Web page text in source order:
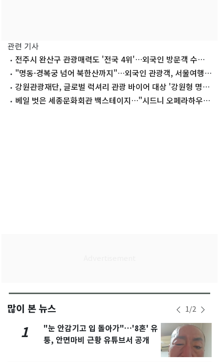
관련 기사
전주시 완산구 관광매력도 '전국 4위'…외국인 방문객 수
62% 증가
"명동·경복궁 넘어 북한산까지"…외국인 관광객, 서울여행
지도 넓어졌다
강원관광재단, 글로벌 럭셔리 관광 바이어 대상 '강원형 명품
팸투어'
베일 벗은 세종문화회관 백스테이지…"시드니 오페라하우스
많이 본 뉴스 1/2
1
"눈 안감기고 입 돌아가"…'8혼' 유
퉁, 안면마비 근황 유튜브서 공개